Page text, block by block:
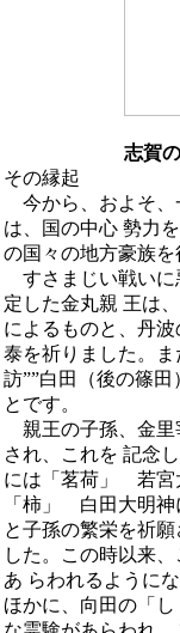
志賀
その縁起
今から、およそ、
は、国の中心 勢力
の国々の地方豪族を
すさまじい戦いに
定した金丸親 王は
によるものと、丹
泰を祈りました。ま
訪””白田（後の篠
とです。
親王の子孫、金里
され、これを 記念
には「茗荷」 若宮
「柿」 白田大明神
と子孫の繁栄を祈
した。この時以来
あ らわれるように
ほかに、向田の「